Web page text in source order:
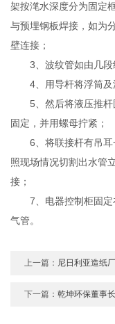
架按滗水深度分为固定
与预埋钢板焊接，如为
壁连接；
3、波纹管如由几段
4、用导杆将浮筒及
5、然后将液压推杆
固定，并用螺母拧紧；
6、将联接杆有吊耳
照现场情况切割出水管
接；
7、电器控制柜固定
气管。
上一篇： 尼日利亚造纸
下一篇：乾坤环保董事